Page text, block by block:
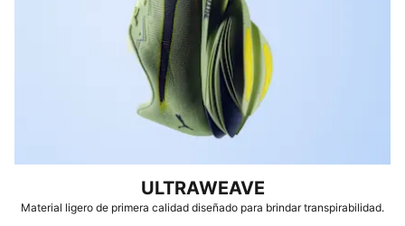
Producto recomendado para pies: con pronación
Nivel de amortiguación: máximo
Kilometraje/vida útil: 300km
Drop de talón a punta: 8mm
ULTRAWEAVE
Material ligero de primera calidad diseñado para brindar transpirabilidad.